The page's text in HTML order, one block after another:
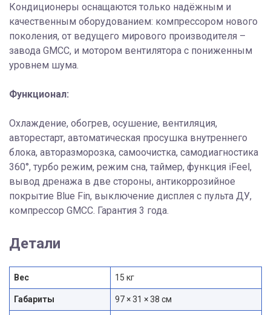
Кондиционеры оснащаются только надёжным и
качественным оборудованием: компрессором нового
поколения, от ведущего мирового производителя –
завода GMCC, и мотором вентилятора с пониженным
уровнем шума.
Функционал:
Охлаждение, обогрев, осушение, вентиляция,
авторестарт, автоматическая просушка внутреннего
блока, авторазморозка, самоочистка, самодиагностика
360°, турбо режим, режим сна, таймер, функция iFeel,
вывод дренажа в две стороны, антикоррозийное
покрытие Blue Fin, выключение дисплея с пульта ДУ,
компрессор GMCC. Гарантия 3 года.
Детали
Вес 15 кг
Габариты 97 × 31 × 38 см